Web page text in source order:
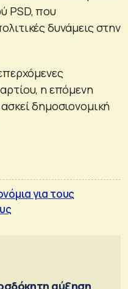
PSD, που
δυνάμεις στην
η επόμενη
δημοσιονομική
για τους
αύξηση